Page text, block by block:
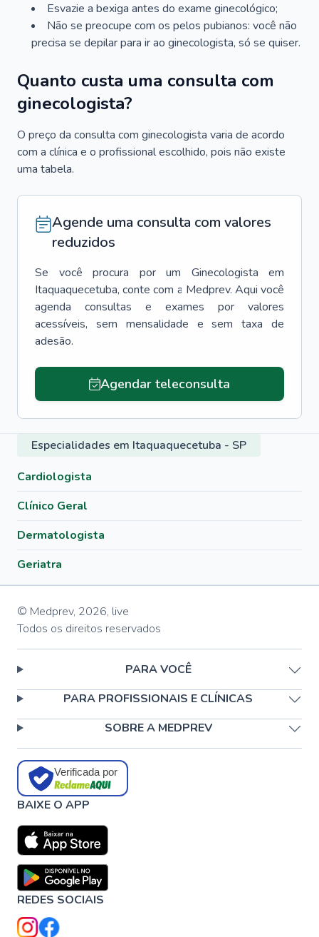
Esvazie a bexiga antes do exame ginecológico;
Não se preocupe com os pelos pubianos: você não
precisa se depilar para ir ao ginecologista, só se quiser.
Quanto custa uma consulta com
ginecologista?
O preço da consulta com ginecologista varia de acordo
com a clínica e o profissional escolhido, pois não existe
uma tabela.
Agende uma consulta com valores
reduzidos
Se você procura por um Ginecologista
em
Itaquaquecetuba, conte com a Medprev. Aqui você
agenda consultas e exames por valores
acessíveis, sem mensalidade e sem taxa de
adesão.
Agendar teleconsulta
Especialidades em Itaquaquecetuba - SP
Cardiologista
Clínico Geral
Dermatologista
Geriatra
© Medprev, 2026, live
Todos os direitos reservados
PARA VOCÊ
PARA PROFISSIONAIS E CLÍNICAS
SOBRE A MEDPREV
Verificada por
BAIXE O APP
REDES SOCIAIS